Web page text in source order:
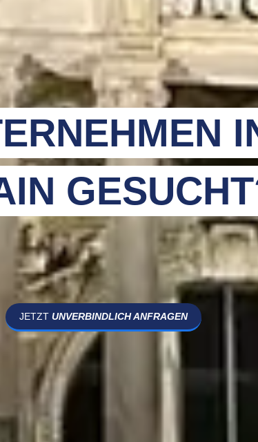
JETZT UNVERBINDLICH ANFRAGEN